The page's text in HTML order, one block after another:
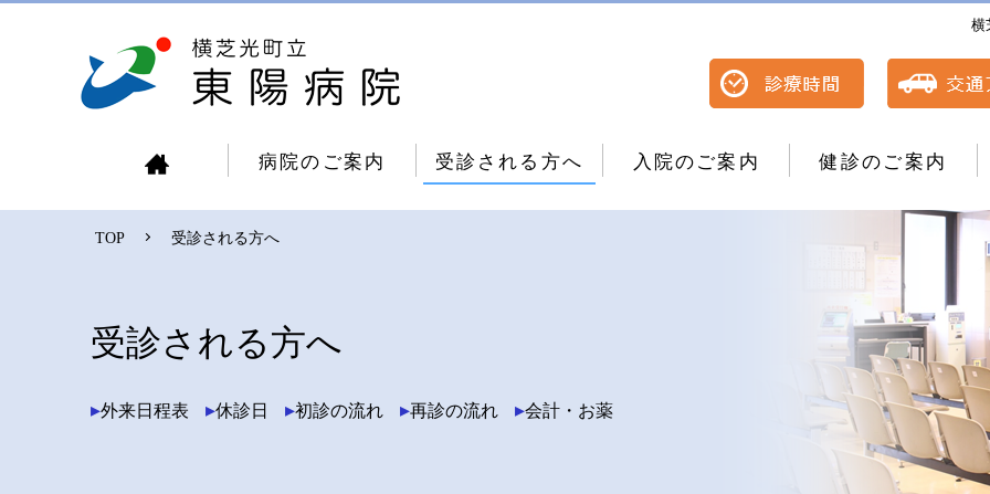
横
病院のご案内 受診される方へ 入院のご案内 健診のご案内
TOP 受診される方へ
受診される方へ
外来日程表 休診日 初診の流れ 再診の流れ 会計・お薬